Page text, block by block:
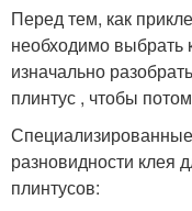
Перед тем, как
необходимо выбрать
изначально
плинтус , чтобы
разновидности клея
плинтусов: